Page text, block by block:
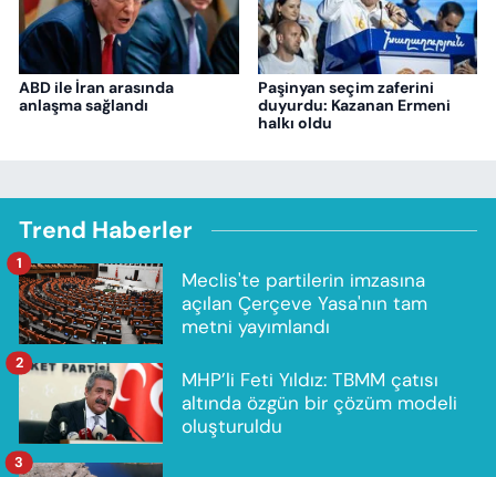
ABD ile İran arasında
anlaşma sağlandı
Paşinyan seçim zaferini
duyurdu: Kazanan Ermeni
halkı oldu
Trend Haberler
Meclis'te partilerin imzasına
açılan Çerçeve Yasa'nın tam
metni yayımlandı
1
MHP’li Feti Yıldız: TBMM çatısı
altında özgün bir çözüm modeli
oluşturuldu
2
3